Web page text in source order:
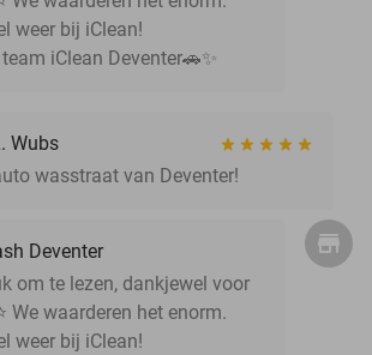
weer bij iClean!
iClean Deventer🚗✨
Wubs
wasstraat van Deventer!
Deventer
om te lezen, dankjewel voor
We waarderen het enorm.
weer bij iClean!